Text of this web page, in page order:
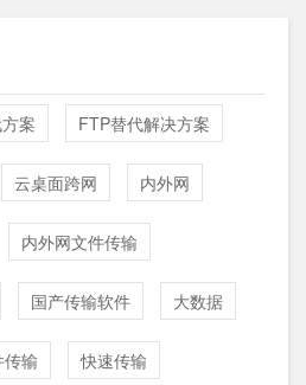
案 FTP替代解决方案
云桌面跨网 内外网
内外网文件传输
国产传输软件 大数据
传输 快速传输